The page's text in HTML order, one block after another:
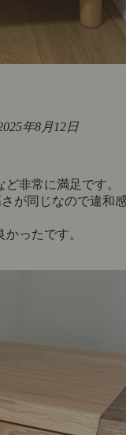
年8月12日
非常に満足です。
が同じなので違和
ったです。